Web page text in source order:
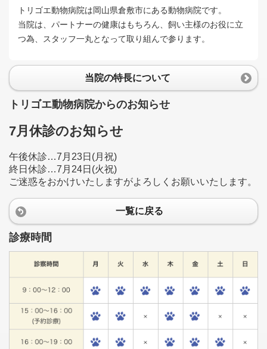
トリゴエ動物病院は岡山県倉敷市にある動物病院です。
当院は、パートナーの健康はもちろん、飼い主様のお役に立
つ為、スタッフ一丸となって取り組んで参ります。
当院の特長について
トリゴエ動物病院からのお知らせ
7月休診のお知らせ
午後休診…7月23日(月祝)
終日休診…7月24日(火祝)
ご迷惑をおかけいたしますがよろしくお願いいたします。
一覧に戻る
診療時間